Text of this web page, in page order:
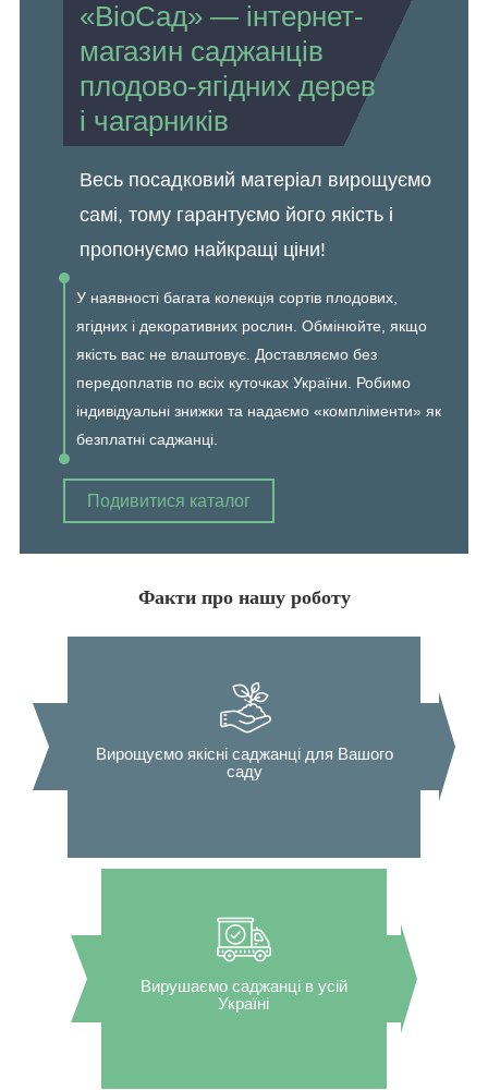
«BioСад» — інтернет-
магазин саджанців
плодово-ягідних дерев
і чагарників
Весь посадковий матеріал вирощуємо
самі, тому гарантуємо його якість і
пропонуємо найкращі ціни!
У наявності багата колекція сортів плодових,
ягідних і декоративних рослин. Обмінюйте, якщо
якість вас не влаштовує. Доставляємо без
передоплатів по всіх куточках України. Робимо
індивідуальні знижки та надаємо «компліменти» як
безплатні саджанці.
Подивитися каталог
Факти про нашу роботу
Вирощуємо якісні саджанці для Вашого
саду
Вирушаємо саджанці в усій
Україні